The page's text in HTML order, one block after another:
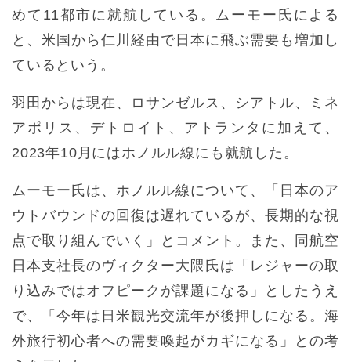
めて11都市に就航している。ムーモー氏による
と、米国から仁川経由で日本に飛ぶ需要も増加し
ているという。
羽田からは現在、ロサンゼルス、シアトル、ミネ
アポリス、デトロイト、アトランタに加えて、
2023年10月にはホノルル線にも就航した。
ムーモー氏は、ホノルル線について、「日本のア
ウトバウンドの回復は遅れているが、長期的な視
点で取り組んでいく」とコメント。また、同航空
日本支社長のヴィクター大隈氏は「レジャーの取
り込みではオフピークが課題になる」としたうえ
で、「今年は日米観光交流年が後押しになる。海
外旅行初心者への需要喚起がカギになる」との考